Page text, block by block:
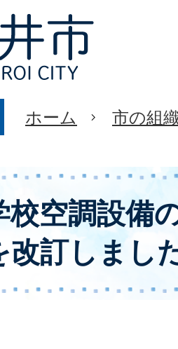
ホーム 市の組
校空調設備
改訂しまし